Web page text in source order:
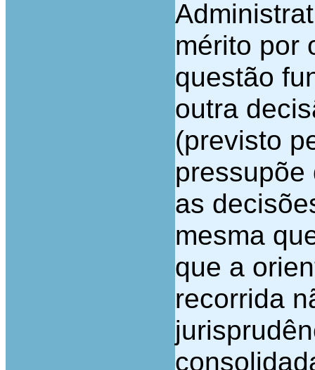
mérito por
questão
outra
(previsto
pressupõe
as
mesma
que a
recorrida